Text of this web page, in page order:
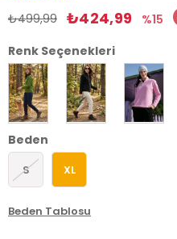
₺499,99 ₺424,99
15
Renk Seçenekleri
Beden
S XL
Beden Tablosu